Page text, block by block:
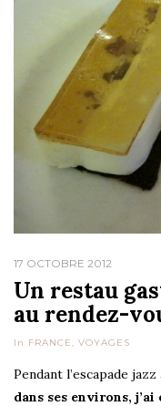
17 OCTOBRE 2012
Un restau
au rendez-
In FRANCE VOYAGES
Pendant l’escapade
dans ses environs,